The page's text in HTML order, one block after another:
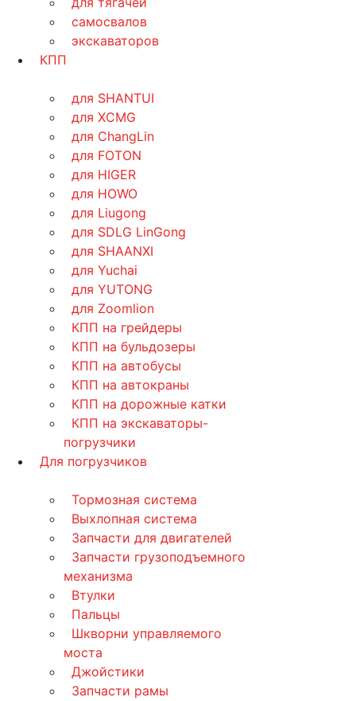
самосвалов
экскаваторов
КПП
для SHANTUI
для XCMG
для ChangLin
для FOTON
для HIGER
для HOWO
для Liugong
для SDLG LinGong
для SHAANXI
для Yuchai
для YUTONG
для Zoomlion
КПП на грейдеры
КПП на бульдозеры
КПП на автобусы
КПП на автокраны
КПП на дорожные катки
КПП на экскаваторы-
погрузчики
Для погрузчиков
Тормозная система
Выхлопная система
Запчасти для двигателей
Запчасти грузоподъемного
механизма
Втулки
Пальцы
Шкворни управляемого
моста
Джойстики
Запчасти рамы